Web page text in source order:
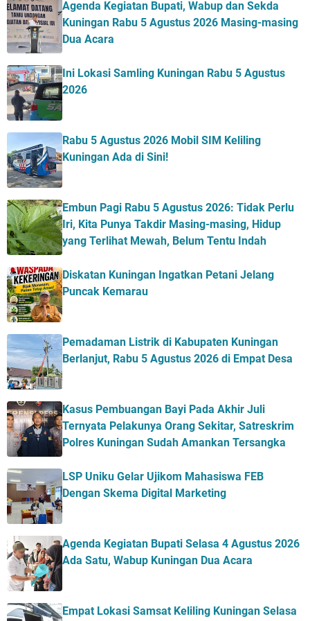
Agenda Kegiatan Bupati, Wabup dan Sekda
Kuningan Rabu 5 Agustus 2026 Masing-masing
Dua Acara
Ini Lokasi Samling Kuningan Rabu 5 Agustus
2026
Rabu 5 Agustus 2026 Mobil SIM Keliling
Kuningan Ada di Sini!
Embun Pagi Rabu 5 Agustus 2026: Tidak Perlu
Iri, Kita Punya Takdir Masing-masing, Hidup
yang Terlihat Mewah, Belum Tentu Indah
Diskatan Kuningan Ingatkan Petani Jelang
Puncak Kemarau
Pemadaman Listrik di Kabupaten Kuningan
Berlanjut, Rabu 5 Agustus 2026 di Empat Desa
Kasus Pembuangan Bayi Pada Akhir Juli
Ternyata Pelakunya Orang Sekitar, Satreskrim
Polres Kuningan Sudah Amankan Tersangka
LSP Uniku Gelar Ujikom Mahasiswa FEB
Dengan Skema Digital Marketing
Agenda Kegiatan Bupati Selasa 4 Agustus 2026
Ada Satu, Wabup Kuningan Dua Acara
Empat Lokasi Samsat Keliling Kuningan Selasa